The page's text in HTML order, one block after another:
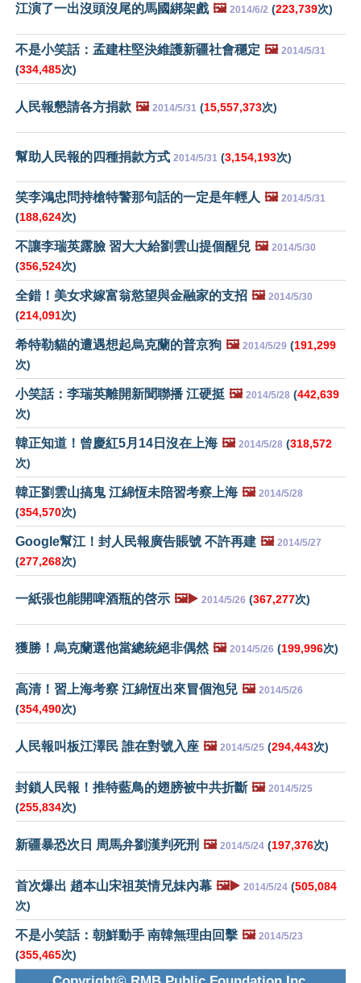
江演了一出沒頭沒尾的馬國綁架戲 🖼️ 2014/6/2 (223,739次)
不是小笑話：孟建柱堅決維護新疆社會穩定 🖼️ 2014/5/31
(334,485次)
人民報懇請各方捐款 🖼️ 2014/5/31 (15,557,373次)
幫助人民報的四種捐款方式 2014/5/31 (3,154,193次)
笑李鴻忠問持槍特警那句話的一定是年輕人 🖼️ 2014/5/31
(188,624次)
不讓李瑞英露臉 習大大給劉雲山提個醒兒 🖼️ 2014/5/30
(356,524次)
全錯！美女求嫁富翁慾望與金融家的支招 🖼️ 2014/5/30
(214,091次)
希特勒貓的遭遇想起烏克蘭的普京狗 🖼️ 2014/5/29 (191,299
次)
小笑話：李瑞英離開新聞聯播 江硬挺 🖼️ 2014/5/28 (442,639
次)
韓正知道！曾慶紅5月14日沒在上海 🖼️ 2014/5/28 (318,572
次)
韓正劉雲山搞鬼 江綿恆未陪習考察上海 🖼️ 2014/5/28
(354,570次)
Google幫江！封人民報廣告賬號 不許再建 🖼️ 2014/5/27
(277,268次)
一紙張也能開啤酒瓶的啓示 🖼️▶️ 2014/5/26 (367,277次)
獲勝！烏克蘭選他當總統絕非偶然 🖼️ 2014/5/26 (199,996次)
高清！習上海考察 江綿恆出來冒個泡兒 🖼️ 2014/5/26
(354,490次)
人民報叫板江澤民 誰在對號入座 🖼️ 2014/5/25 (294,443次)
封鎖人民報！推特藍鳥的翅膀被中共折斷 🖼️ 2014/5/25
(255,834次)
新疆暴恐次日 周馬弁劉漢判死刑 🖼️ 2014/5/24 (197,376次)
首次爆出 趙本山宋祖英情兄妹內幕 🖼️▶️ 2014/5/24 (505,084
次)
不是小笑話：朝鮮動手 南韓無理由回擊 🖼️ 2014/5/23
(355,465次)